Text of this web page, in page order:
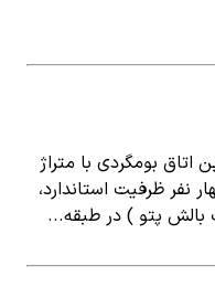
اتاق بومگردی با متراژ
6 نفر و چهار نفر ظرفیت استاندارد،